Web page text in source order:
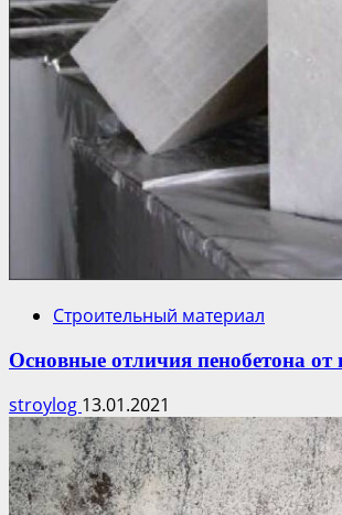
Строительный материал
Основные отличия пенобетона от
stroylog 13.01.2021